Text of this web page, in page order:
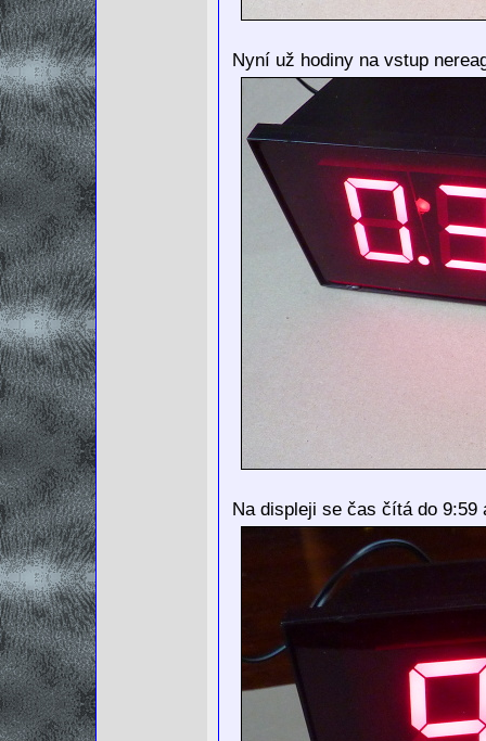
Nyní už hodiny na vstup
Na displeji se čas čítá do 9:59